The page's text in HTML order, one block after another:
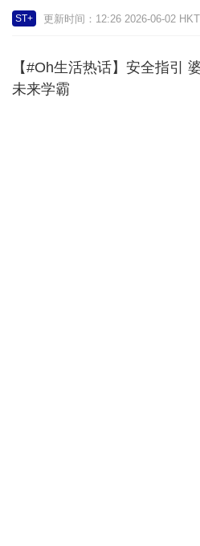
ST+ 更新时间：12:26 2026-06-02 HKT
【#Oh生活热话】安全指引
未来学霸